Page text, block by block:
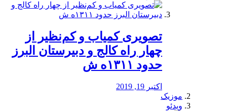
️تصویری کمیاب و کم‌نظیر از
چهار راه كالج و دبيرستان البرز
حدود ۱۳۱۱ه ش
اکتبر 19, 2019
موزیک
ویدئو